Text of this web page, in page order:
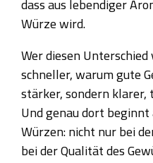
Würze wird.
Wer diesen
schneller, warum gute
stärker, sondern
Und genau dort beginnt
Würzen: nicht nur bei
bei der Qualität des